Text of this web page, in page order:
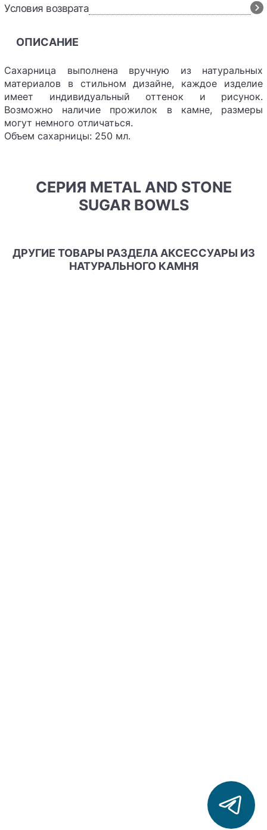
Условия возврата
ОПИСАНИЕ
Сахарница выполнена вручную из натуральных
материалов в стильном дизайне, каждое изделие
имеет индивидуальный оттенок и рисунок.
Возможно наличие прожилок в камне, размеры
могут немного отличаться.
Объем сахарницы: 250 мл.
СЕРИЯ METAL AND STONE
SUGAR BOWLS
ДРУГИЕ ТОВАРЫ РАЗДЕЛА АКСЕССУАРЫ ИЗ
НАТУРАЛЬНОГО КАМНЯ